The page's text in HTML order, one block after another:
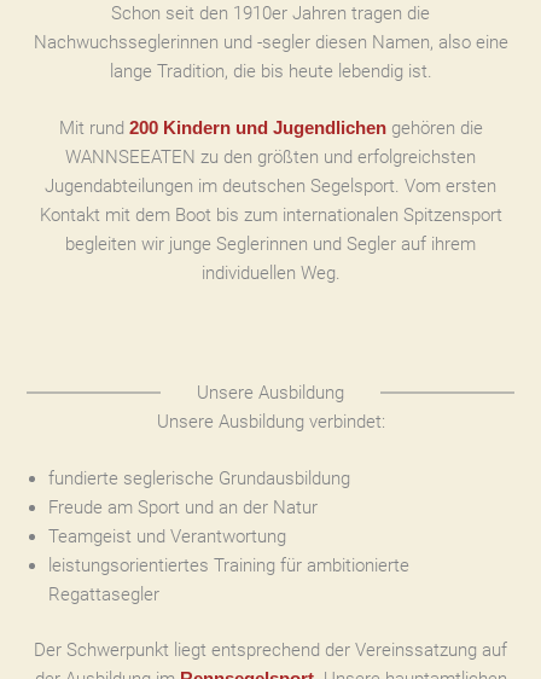
Schon seit den 1910er Jahren tragen die
Nachwuchsseglerinnen und -segler diesen Namen, also eine
lange Tradition, die bis heute lebendig ist.
Mit rund 200 Kindern und Jugendlichengehören die
WANNSEEATEN zu den größten und erfolgreichsten
Jugendabteilungen im deutschen Segelsport. Vom ersten
Kontakt mit dem Boot bis zum internationalen Spitzensport
begleiten wir junge Seglerinnen und Segler auf ihrem
individuellen Weg.
Unsere Ausbildung
Unsere Ausbildung verbindet:
fundierte seglerische Grundausbildung
Freude am Sport und an der Natur
Teamgeist und Verantwortung
leistungsorientiertes Training für ambitionierte
Regattasegler
Der Schwerpunkt liegt entsprechend der Vereinssatzung auf